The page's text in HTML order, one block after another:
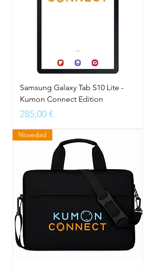
Samsung Galaxy Tab S10 Lite -
Kumon Connect Edition
Precio
285,00 €
Novedad